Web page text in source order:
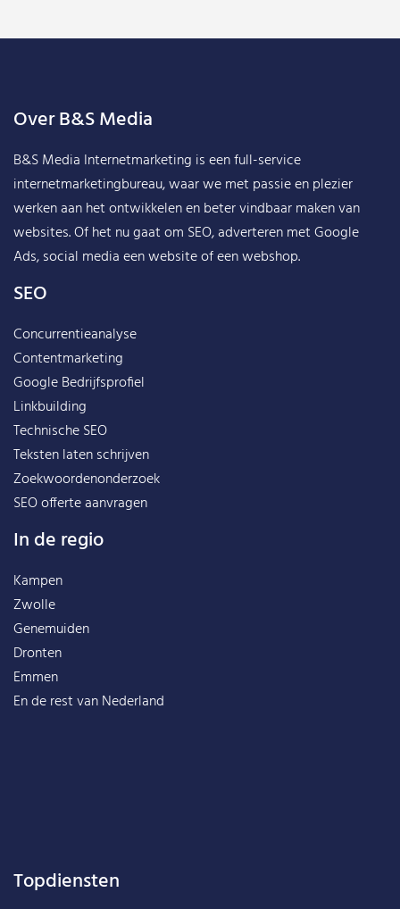
Over B&S Media
B&S Media Internetmarketing is een full-service
internetmarketingbureau, waar we met passie en plezier
werken aan het ontwikkelen en beter vindbaar maken van
websites. Of het nu gaat om SEO, adverteren met Google
Ads, social media een website of een webshop.
SEO
Concurrentieanalyse
Contentmarketing
Google Bedrijfsprofiel
Linkbuilding
Technische SEO
Teksten laten schrijven
Zoekwoordenonderzoek
SEO offerte aanvragen
In de regio
Kampen
Zwolle
Genemuiden
Dronten
Emmen
En de rest vanNederland
Topdiensten